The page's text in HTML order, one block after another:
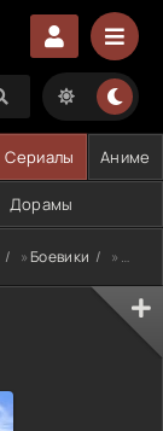
Сериалы Аниме
Дорамы
»Боевики » Хранитель Лев 3 сезон